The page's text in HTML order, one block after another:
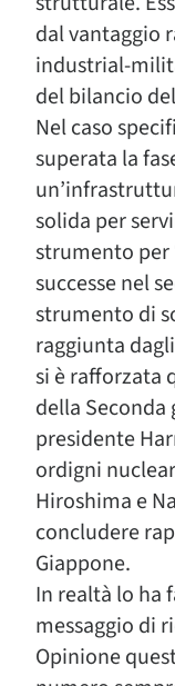
dal vantaggio
industrial-
del bilancio
Nel caso
superata la
solida per
strumento per
successe nel
strumento di
raggiunta
si è rafforzata
della Seconda
presidente
ordigni
Hiroshima e
concludere
Giappone.
In realtà lo ha
messaggio di
Opinione